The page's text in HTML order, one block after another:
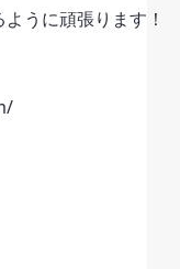
うに頑張ります！